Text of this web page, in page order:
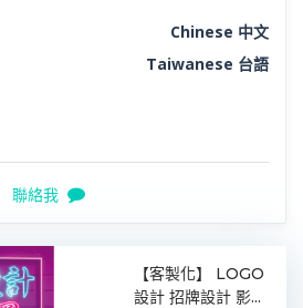
Chinese 中文
Taiwanese 台語
聯絡我
【客製化】 LOGO
設計 招牌設計 影...